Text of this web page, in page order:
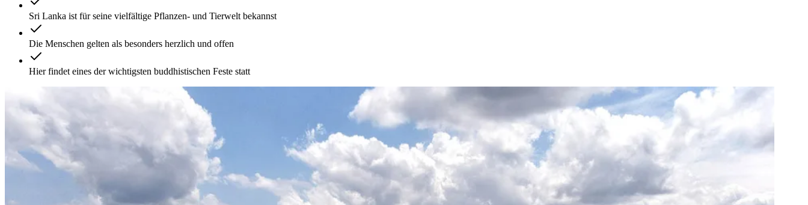
Sri Lanka ist für seine vielfältige Pflanzen- und Tierwelt bekannst
Die Menschen gelten als besonders herzlich und offen
Hier findet eines der wichtigsten buddhistischen Feste statt